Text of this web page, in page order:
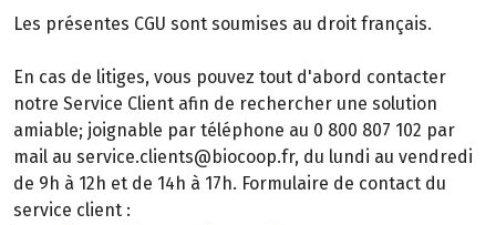
Les présentes CGU sont soumises au droit français.
En cas de litiges, vous pouvez tout d'abord contacter
notre Service Client afin de rechercher une solution
amiable; joignable par téléphone au 0 800 807 102 par
mail au service.clients@biocoop.fr, du lundi au vendredi
de 9h à 12h et de 14h à 17h. Formulaire de contact du
service client :